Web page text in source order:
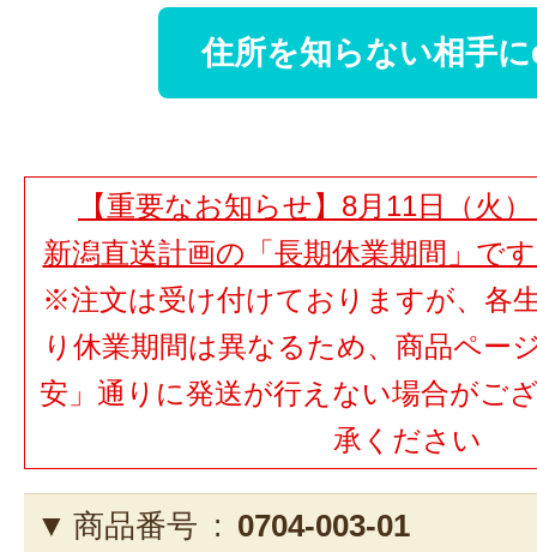
住所を知らない相手
【重要なお知らせ】8月11日（火
新潟直送計画の「長期休業期間」で
※注文は受け付けておりますが、各
り休業期間は異なるため、商品ペー
安」通りに発送が行えない場合がご
承ください
商品番号 : 0704-003-01